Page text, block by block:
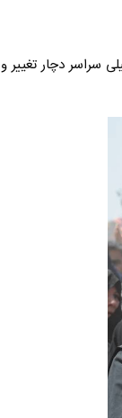
سراسر دچار تغییر و